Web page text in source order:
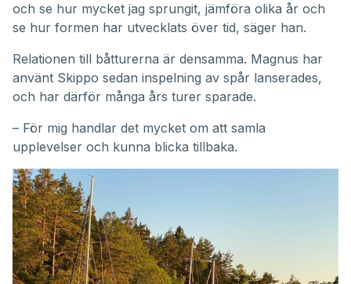
och se hur mycket jag sprungit, jämföra olika år och
se hur formen har utvecklats över tid, säger han.
Relationen till båtturerna är densamma. Magnus har
använt Skippo sedan inspelning av spår lanserades,
och har därför många års turer sparade.
– För mig handlar det mycket om att samla
upplevelser och kunna blicka tillbaka.